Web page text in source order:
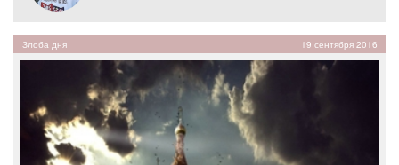
Злоба дня 19 сентября 2016